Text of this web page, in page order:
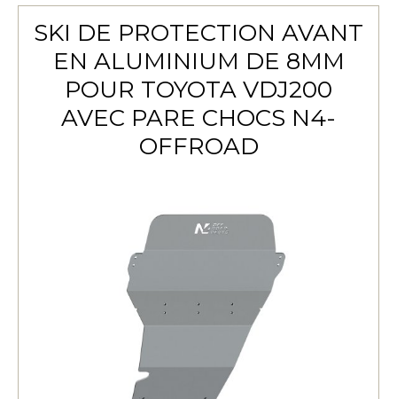
SKI DE PROTECTION AVANT
EN ALUMINIUM DE 8MM
POUR TOYOTA VDJ200
AVEC PARE CHOCS N4-
OFFROAD